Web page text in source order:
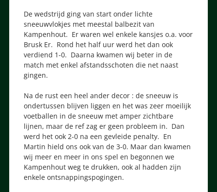
De wedstrijd ging van start onder lichte
sneeuwvlokjes met meestal balbezit van
Kampenhout. Er waren wel enkele kansjes o.a. voor
Brusk Er. Rond het half uur werd het dan ook
verdiend 1-0. Daarna kwamen wij beter in de
match met enkel afstandsschoten die net naast
gingen.
Na de rust een heel ander decor : de sneeuw is
ondertussen blijven liggen en het was zeer moeilijk
voetballen in de sneeuw met amper zichtbare
lijnen, maar de ref zag er geen probleem in. Dan
werd het ook 2-0 na een gevleide penalty. En
Martin hield ons ook van de 3-0. Maar dan kwamen
wij meer en meer in ons spel en begonnen we
Kampenhout weg te drukken, ook al hadden zijn
enkele ontsnappingspogingen.